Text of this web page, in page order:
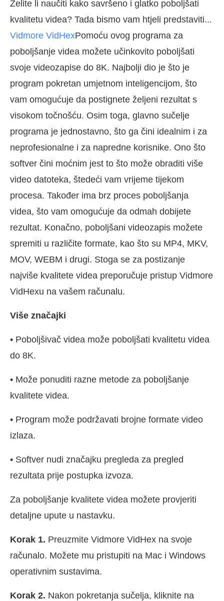
Želite li naučiti kako savršeno i glatko poboljšati
kvalitetu videa? Tada bismo vam htjeli predstaviti...
Vidmore VidHexPomoću ovog programa za
poboljšanje videa možete učinkovito poboljšati
svoje videozapise do 8K. Najbolji dio je što je
program pokretan umjetnom inteligencijom, što
vam omogućuje da postignete željeni rezultat s
visokom točnošću. Osim toga, glavno sučelje
programa je jednostavno, što ga čini idealnim i za
neprofesionalne i za napredne korisnike. Ono što
softver čini moćnim jest to što može obraditi više
video datoteka, štedeći vam vrijeme tijekom
procesa. Također ima brz proces poboljšanja
videa, što vam omogućuje da odmah dobijete
rezultat. Konačno, poboljšani videozapis možete
spremiti u različite formate, kao što su MP4, MKV,
MOV, WEBM i drugi. Stoga se za postizanje
najviše kvalitete videa preporučuje pristup Vidmore
VidHexu na vašem računalu.
Više značajki
• Poboljšivač videa može poboljšati kvalitetu videa
do 8K.
• Može ponuditi razne metode za poboljšanje
kvalitete videa.
• Program može podržavati brojne formate video
izlaza.
• Softver nudi značajku pregleda za pregled
rezultata prije postupka izvoza.
Za poboljšanje kvalitete videa možete provjeriti
detaljne upute u nastavku.
Korak 1. Preuzmite Vidmore VidHex na svoje
računalo. Možete mu pristupiti na Mac i Windows
operativnim sustavima.
Korak 2. Nakon pokretanja sučelja, kliknite na